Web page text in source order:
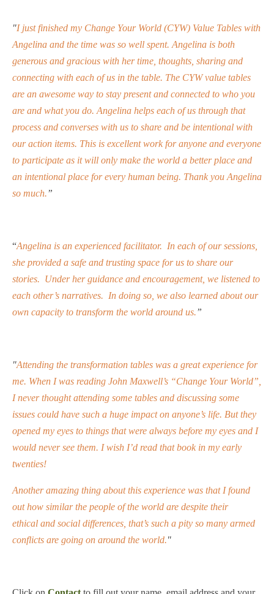
"I just finished my Change Your World (CYW) Value Tables with
Angelina and the time was so well spent. Angelina is both
generous and gracious with her time, thoughts, sharing and
connecting with each of us in the table. The CYW value tables
are an awesome way to stay present and connected to who you
are and what you do. Angelina helps each of us through that
process and converses with us to share and be intentional with
our action items. This is excellent work for anyone and everyone
to participate as it will only make the world a better place and
an intentional place for every human being. Thank you Angelina
so much.”
“Angelina is an experienced facilitator. In each of our sessions,
she provided a safe and trusting space for us to share our
stories. Under her guidance and encouragement, we listened to
each other’s narratives. In doing so, we also learned about our
own capacity to transform the world around us.”
"Attending the transformation tables was a great experience for
me. When I was reading John Maxwell’s “Change Your World”,
I never thought attending some tables and discussing some
issues could have such a huge impact on anyone’s life. But they
opened my eyes to things that were always before my eyes and I
would never see them. I wish I’d read that book in my early
twenties!
Another amazing thing about this experience was that I found
out how similar the people of the world are despite their
ethical and social differences, that’s such a pity so many armed
conflicts are going on around the world."